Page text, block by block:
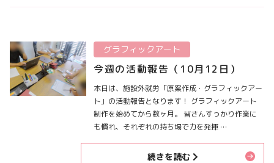
グラフィックアート
今週の活動報告（10月12日）
本日は、施設外就労「原案作成・グラフィックアー
ト」の活動報告となります！ グラフィックアート
制作を始めてから数ヶ月。 皆さんすっかり作業に
も慣れ、それぞれの持ち場で力を発揮 …
続きを読む